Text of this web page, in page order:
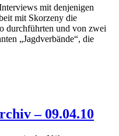
mit denjenigen
mit Skorzeny die
durchführten und von zwei
„Jagdverbände“, die
– 09.04.10